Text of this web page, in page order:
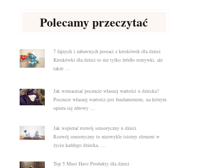
Polecamy przeczytać
7 fajnych i zabawnych postaci z kreskówek dla dzieci
Kreskówki dla dzieci to nie tylko źródło rozrywki, ale
także …
Jak wzmacniać poczucie własnej wartości u dziecka?
Poczucie własnej wartości jest fundamentem, na którym
opiera się zdrowy …
Jak wspierać rozwój sensoryczny u dzieci
Rozwój sensoryczny to niezwykle istotny element w
życiu każdego dziecka, …
Top 5 Must Have Produkty dla dzieci